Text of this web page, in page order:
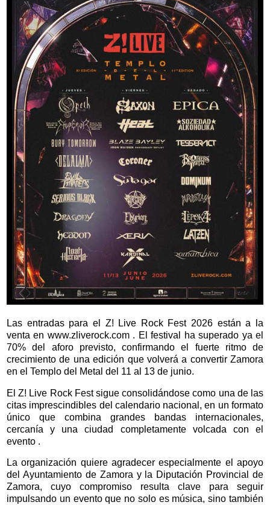
Las entradas para el Z! Live Rock Fest 2026 están a la
venta en www.zliverock.com . El festival ha superado ya el
70% del aforo previsto, confirmando el fuerte ritmo de
crecimiento de una edición que volverá a convertir Zamora
en el Templo del Metal del 11 al 13 de junio.
El Z! Live Rock Fest sigue consolidándose como una de las
citas imprescindibles del calendario nacional, en un formato
único que combina grandes bandas internacionales,
cercanía y una ciudad completamente volcada con el
evento .
La organización quiere agradecer especialmente el apoyo
del Ayuntamiento de Zamora y la Diputación Provincial de
Zamora, cuyo compromiso resulta clave para seguir
impulsando un evento que no solo es música, sino también